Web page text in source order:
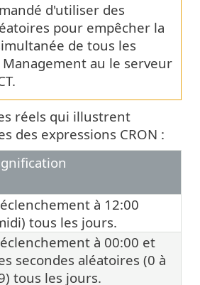
d'utiliser des
pour empêcher la
de tous les
Management au le serveur
réels qui illustrent
des expressions CRON :
à 12:00
tous les jours.
à 00:00 et
secondes aléatoires (0 à
tous les jours.